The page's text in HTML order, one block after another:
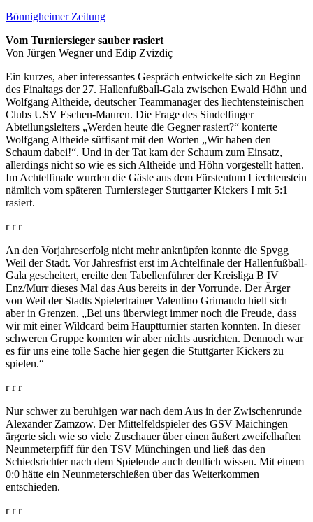
Bönnigheimer Zeitung
Vom Turniersieger sauber rasiert
Von Jürgen Wegner und Edip Zvizdiç
Ein kurzes, aber interessantes Gespräch entwickelte sich zu Beginn
des Finaltags der 27. Hallenfußball-Gala zwischen Ewald Höhn und
Wolfgang Altheide, deutscher Teammanager des liechtensteinischen
Clubs USV Eschen-Mauren. Die Frage des Sindelfinger
Abteilungsleiters „Werden heute die Gegner rasiert?“ konterte
Wolfgang Altheide süffisant mit den Worten „Wir haben den
Schaum dabei!“. Und in der Tat kam der Schaum zum Einsatz,
allerdings nicht so wie es sich Altheide und Höhn vorgestellt hatten.
Im Achtelfinale wurden die Gäste aus dem Fürstentum Liechtenstein
nämlich vom späteren Turniersieger Stuttgarter Kickers I mit 5:1
rasiert.
r r r
An den Vorjahreserfolg nicht mehr anknüpfen konnte die Spvgg
Weil der Stadt. Vor Jahresfrist erst im Achtelfinale der Hallenfußball-
Gala gescheitert, ereilte den Tabellenführer der Kreisliga B IV
Enz/Murr dieses Mal das Aus bereits in der Vorrunde. Der Ärger
von Weil der Stadts Spielertrainer Valentino Grimaudo hielt sich
aber in Grenzen. „Bei uns überwiegt immer noch die Freude, dass
wir mit einer Wildcard beim Hauptturnier starten konnten. In dieser
schweren Gruppe konnten wir aber nichts ausrichten. Dennoch war
es für uns eine tolle Sache hier gegen die Stuttgarter Kickers zu
spielen.“
r r r
Nur schwer zu beruhigen war nach dem Aus in der Zwischenrunde
Alexander Zamzow. Der Mittelfeldspieler des GSV Maichingen
ärgerte sich wie so viele Zuschauer über einen äußert zweifelhaften
Neunmeterpfiff für den TSV Münchingen und ließ das den
Schiedsrichter nach dem Spielende auch deutlich wissen. Mit einem
0:0 hätte ein Neunmeterschießen über das Weiterkommen
entschieden.
r r r